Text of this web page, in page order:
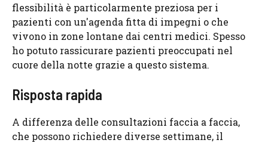
flessibilità è particolarmente preziosa per i
pazienti con un'agenda fitta di impegni o che
vivono in zone lontane dai centri medici. Spesso
ho potuto rassicurare pazienti preoccupati nel
cuore della notte grazie a questo sistema.
Risposta rapida
A differenza delle consultazioni faccia a faccia,
che possono richiedere diverse settimane, il